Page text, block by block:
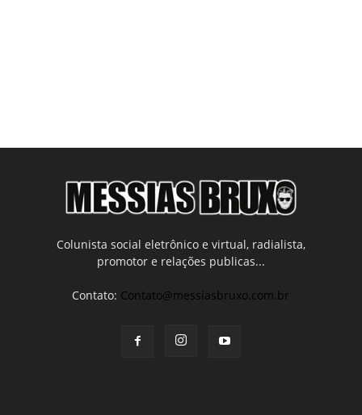
Colunista social eletrônico e virtual, radialista,
promotor e relações publicas...
Contato: Contato@messiasbruxo.com.br